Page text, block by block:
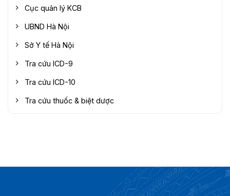
Cục quản lý KCB
UBND Hà Nội
Sở Y tế Hà Nội
Tra cứu ICD-9
Tra cứu ICD-10
Tra cứu thuốc & biệt dược